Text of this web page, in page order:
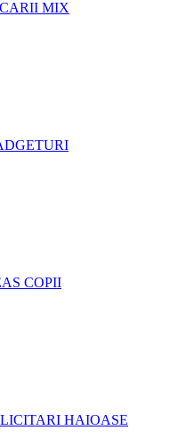
MIX
COPII
HAIOASE